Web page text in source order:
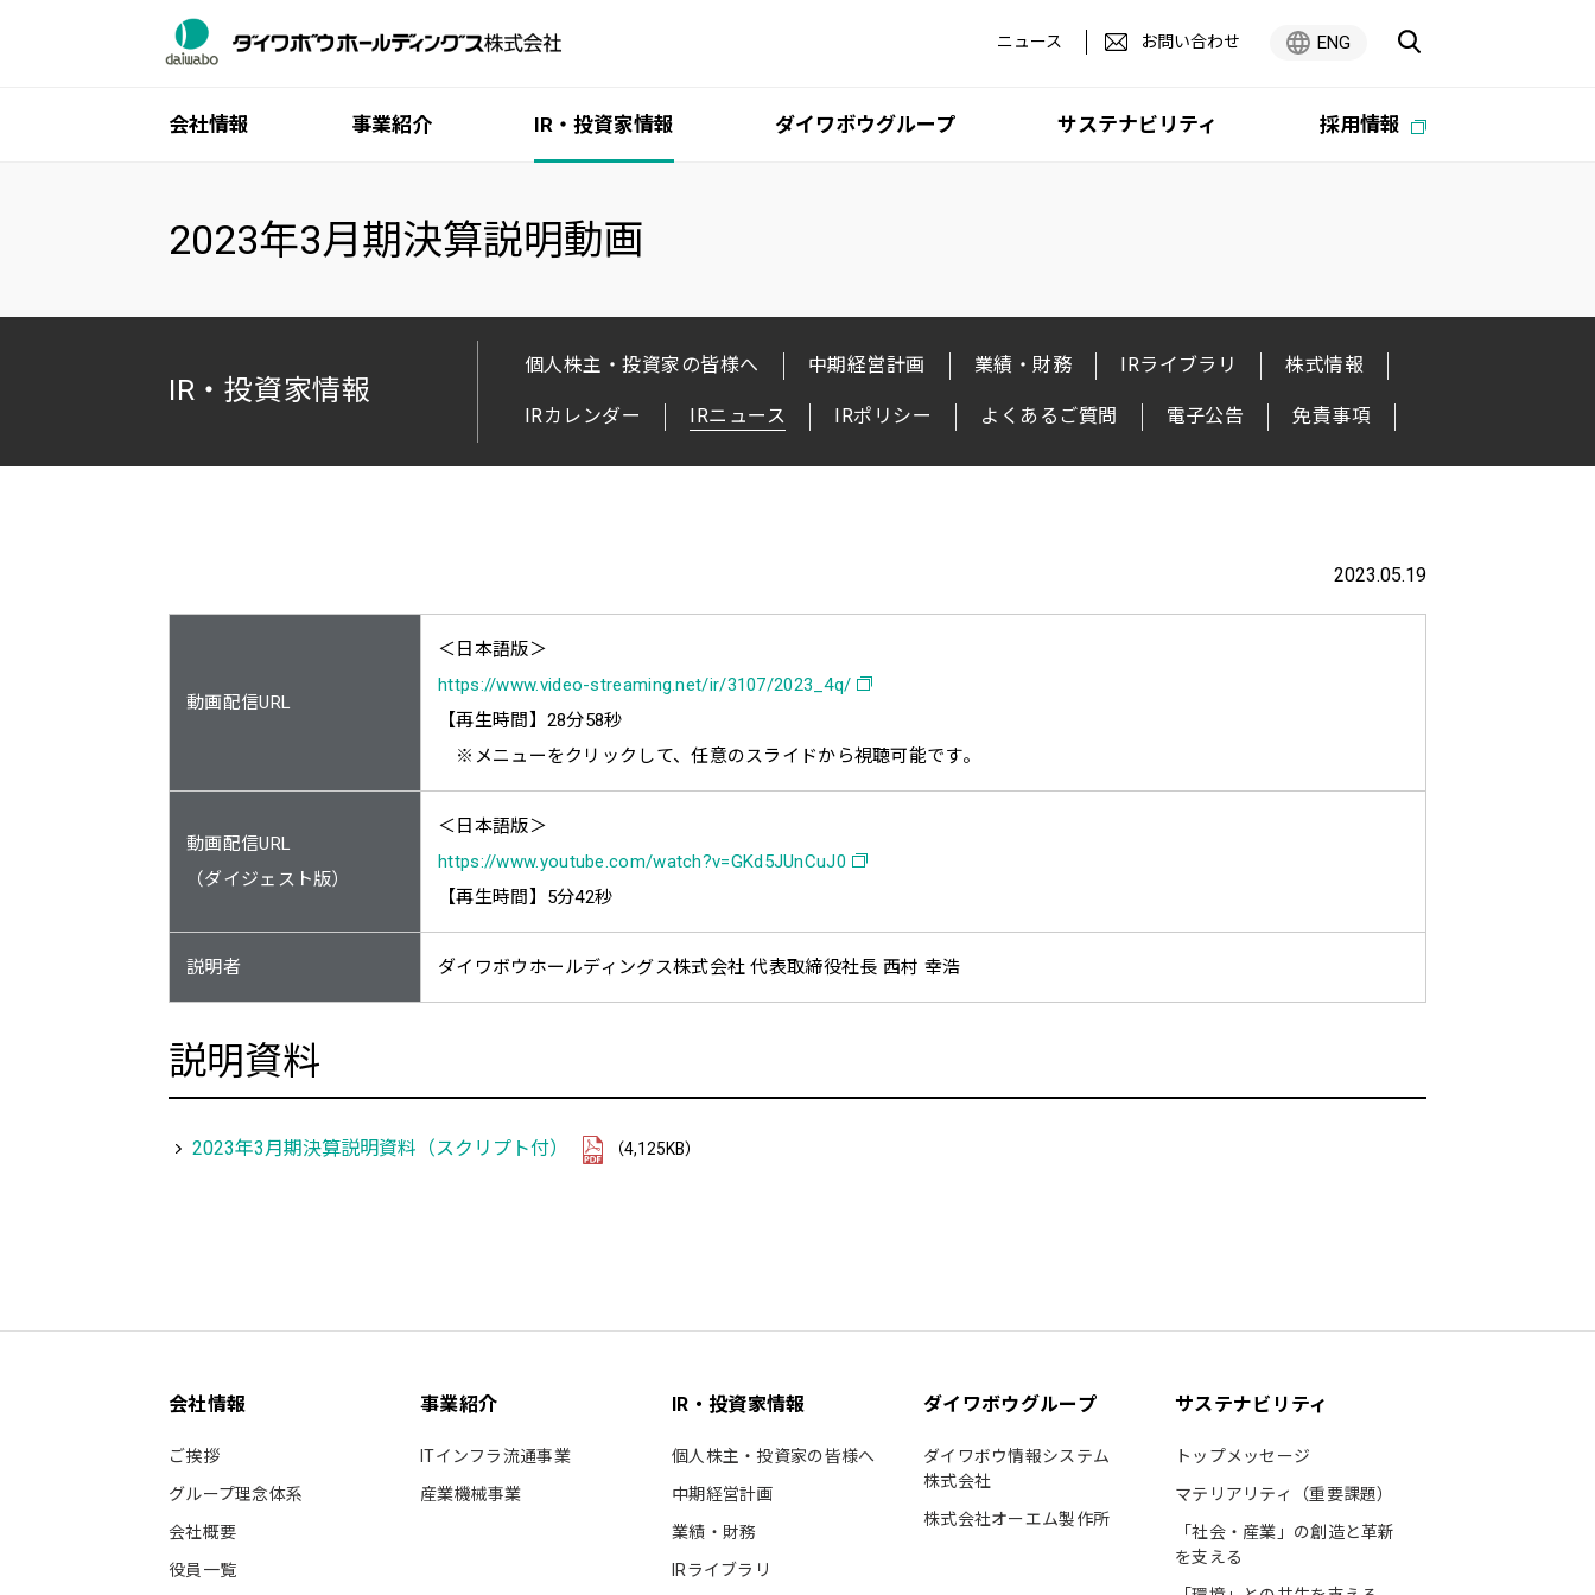
2023年3月期決算説明動画
IR・投資家情報
個人株主・投資家の皆様へ 中期経営計画 業績・財務 IRライブラリ 株式情報
IRカレンダー IRニュース IRポリシー よくあるご質問 電子公告 免責事項
2023.05.19
動画配信URL
＜日本語版＞
https://www.video-streaming.net/ir/3107/2023_4q/
【再生時間】28分58秒
※メニューをクリックして、任意のスライドから視聴可能です。
動画配信URL
（ダイジェスト版）
＜日本語版＞
https://www.youtube.com/watch?v=GKd5JUnCuJ0
【再生時間】5分42秒
説明者 ダイワボウホールディングス株式会社 代表取締役社長 西村 幸浩
説明資料
2023年3月期決算説明資料（スクリプト付） （4,125KB）
ニュース お問い合わせ ENG
ご挨拶
グループ理念体系
沿革
DAIWABO HOLDINGS Digest 広報・企業広告ライブラリ
会社情報
ITインフラ流通事業
iDATEN（韋駄天） iKAZUCHI（雷） PC -Webzine
事業紹介
個人株主・投資家の皆様へ
株式情報
最新 IR 情報 5分でわかるダイワボウグループ 中期経営計画
IR・投資家情報
グループ一覧
ダイワボウ情報システム株式会社
ダイワボウ情報システム オーエム製作所
ダイワボウグループ
サステナビリティトップ
トップメッセージ
「社会・産業」の創造と革新を支える
「環境」との共生を支える
統合報告書
DIS サステナビリティ オーエム製作所 ESG経営方針
サステナビリティ 採用情報
会社情報
ご挨拶
グループ理念体系
会社概要
役員一覧
事業紹介
ITインフラ流通事業
産業機械事業
IR・投資家情報
個人株主・投資家の皆様へ
中期経営計画
業績・財務
IRライブラリ
ダイワボウグループ
ダイワボウ情報システム
株式会社
株式会社オーエム製作所
サステナビリティ
トップメッセージ
マテリアリティ（重要課題）
「社会・産業」の創造と革新
を支える